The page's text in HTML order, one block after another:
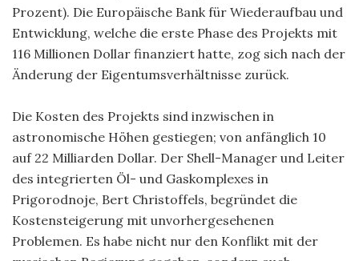
Prozent). Die Europäische Bank für Wiederaufbau und
Entwicklung, welche die erste Phase des Projekts mit
116 Millionen Dollar finanziert hatte, zog sich nach der
Änderung der Eigentumsverhältnisse zurück.
Die Kosten des Projekts sind inzwischen in
astronomische Höhen gestiegen; von anfänglich 10
auf 22 Milliarden Dollar. Der Shell-Manager und Leiter
des integrierten Öl- und Gaskomplexes in
Prigorodnoje, Bert Christoffels, begründet die
Kostensteigerung mit unvorhergesehenen
Problemen. Es habe nicht nur den Konflikt mit der